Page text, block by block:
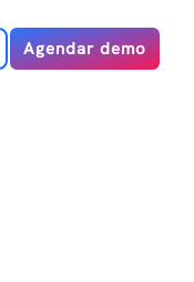
Agendar demo